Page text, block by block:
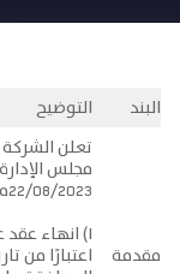
البند التوضيح
مقدمة
تعلن
22/08/2023م بالموافقة على ما يلي:
١) انهاء